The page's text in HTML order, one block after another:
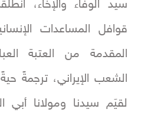
سيد الوفاء والإخاء،
قوافل المساعدات
المقدمة من العتبة
الشعب الإيراني، ترجمةً
لقيَم سيدنا ومولانا أبي